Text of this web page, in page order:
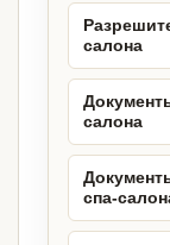
салона
салона
спа-